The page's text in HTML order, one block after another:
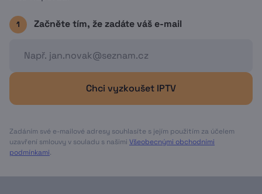
1 Začněte tím, že zadáte váš e-mail
Chci vyzkoušet IPTV
Zadáním své e-mailové adresy souhlasíte s jejím použitím za účelem
uzavření smlouvy v souladu s našimi Všeobecnými obchodními
podmínkami.